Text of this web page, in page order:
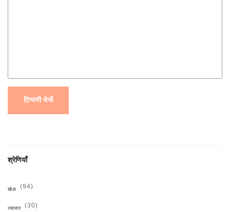
टिप्पणी भेजें
श्रेणियाँ
खेल (94)
व्यापार (30)